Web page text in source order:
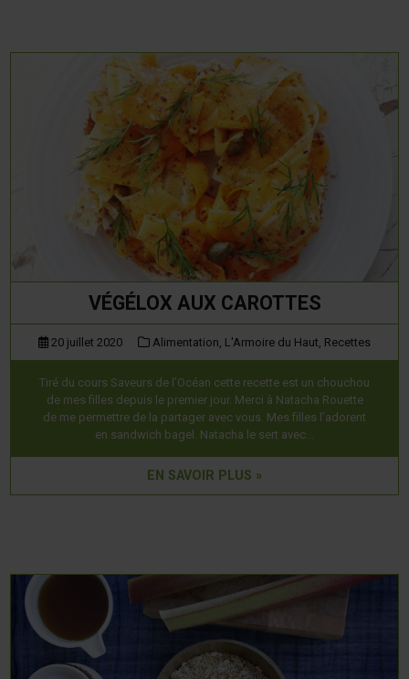
VÉGÉLOX AUX CAROTTES
20 juillet 2020 Alimentation, L'Armoire du Haut, Recettes
Tiré du cours Saveurs de l’Océan cette recette est un chouchou
de mes filles depuis le premier jour. Merci à Natacha Rouette
de me permettre de la partager avec vous. Mes filles l’adorent
en sandwich bagel. Natacha le sert avec…
EN SAVOIR PLUS »